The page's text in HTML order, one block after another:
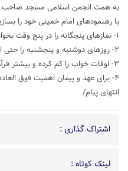
به همت انجمن اسلامی مسجد صاحب
با رهنمودهای امام خمینی خود را
۱- نمازهای پنجگانه را در پنج وقت بخوانید نماز شب را حتما بپا دارید؛
۲- روزهای دوشنبه و پنجشنبه را حتی المقدور روزه بگیرید؛
۳- اوقات خواب را کم کرده و بیشتر قرآن بخوانید؛
۴- برای عهد و پیمان اهمیت فوق العاده قایل شوید؛
انتهای پیام/
اشتراک گذاری :
لینک کوتاه :